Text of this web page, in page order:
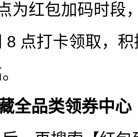
为红包加码时段
8 点打卡领取，
全品类领券中心